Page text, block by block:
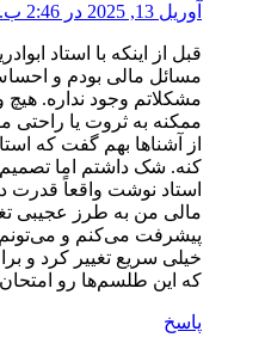
آوریل 13, 2025 در 2:46 ب.ظ
قبل از اینکه با استاد
مسائل مالی بودم و
مشکلاتم وجود نداره.
ممکنه به ثروت یا راحتی
از آشناها بهم گفت که
کنه. شک داشتم اما
استاد نوشت واقعاً
مالی من به طرز عجیبی
پیشرفت می‌کنم و می‌تونم
خیلی سریع تغییر کرد و
که این طلسم‌ها رو
پاسخ